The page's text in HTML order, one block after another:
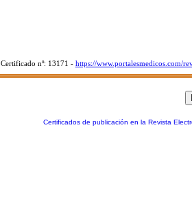
Certificado nº: 13171 - https://www.portalesmedicos.com/
Certificados de publicación en la Revista